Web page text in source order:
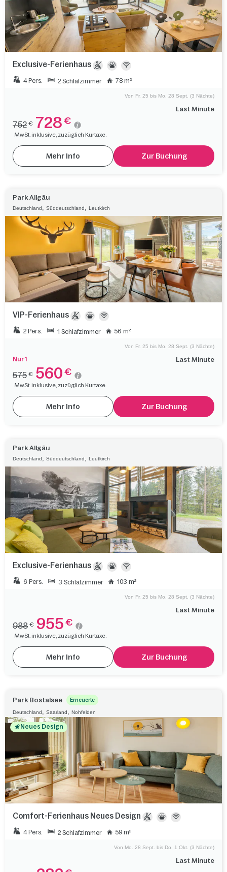
Exclusive-Ferienhaus
4 Pers. 2 Schlafzimmer 78 m²
Last Minute
Von Fr. 25 bis Mo. 28 Sept. (3 Nächte)
752 € 728 €
MwSt. inklusive, zuzüglich Kurtaxe.
Mehr Info Zur Buchung
Park Allgäu
Deutschland Süddeutschland Leutkirch
VIP-Ferienhaus
2 Pers. 1 Schlafzimmer 56 m²
Nur 1 Last Minute
Von Fr. 25 bis Mo. 28 Sept. (3 Nächte)
575 € 560 €
MwSt. inklusive, zuzüglich Kurtaxe.
Mehr Info Zur Buchung
Park Allgäu
Deutschland Süddeutschland Leutkirch
Exclusive-Ferienhaus
6 Pers. 3 Schlafzimmer 103 m²
Last Minute
Von Fr. 25 bis Mo. 28 Sept. (3 Nächte)
988 € 955 €
MwSt. inklusive, zuzüglich Kurtaxe.
Mehr Info Zur Buchung
Park Bostalsee Erneuerte
Deutschland Saarland Nohfelden
Neues Design
Comfort-Ferienhaus Neues Design
4 Pers. 2 Schlafzimmer 59 m²
Last Minute
Von Mo. 28 Sept. bis Do. 1 Okt. (3 Nächte)